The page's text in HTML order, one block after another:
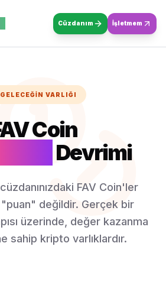
Cüzdanım İşletmem
GELECEĞIN VARLIĞI
Coin
Devrimi
FAV Coin'ler
değildir. Gerçek bir
üzerinde, değer kazanma
sahip kripto varlıklardır.